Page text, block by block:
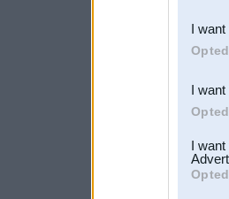
third
I
I
I